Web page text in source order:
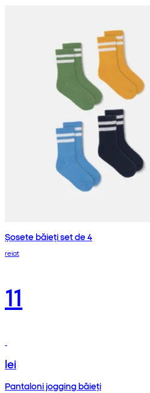
Șosete băieți set de 4
reiat
11
lei
Pantaloni jogging băieți